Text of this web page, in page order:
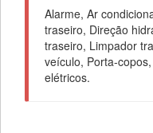
Alarme, Ar
traseiro, Direção
traseiro, Limpador
veículo, Porta-
elétricos.